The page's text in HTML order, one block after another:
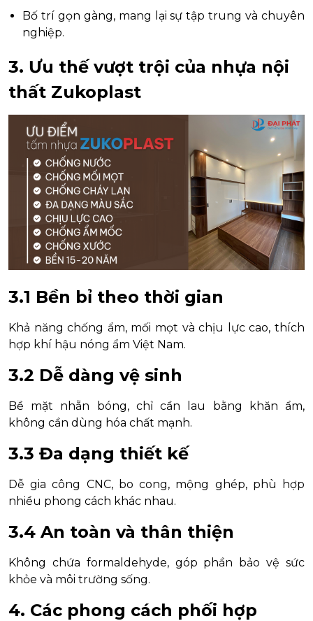
Bố trí gọn gàng, mang lại sự tập trung và chuyên
nghiệp.
3. Ưu thế vượt trội của nhựa nội
thất Zukoplast
3.1 Bền bỉ theo thời gian
Khả năng chống ẩm, mối mọt và chịu lực cao, thích
hợp khí hậu nóng ẩm Việt Nam.
3.2 Dễ dàng vệ sinh
Bề mặt nhẵn bóng, chỉ cần lau bằng khăn ẩm,
không cần dùng hóa chất mạnh.
3.3 Đa dạng thiết kế
Dễ gia công CNC, bo cong, mộng ghép, phù hợp
nhiều phong cách khác nhau.
3.4 An toàn và thân thiện
Không chứa formaldehyde, góp phần bảo vệ sức
khỏe và môi trường sống.
4. Các phong cách phối hợp